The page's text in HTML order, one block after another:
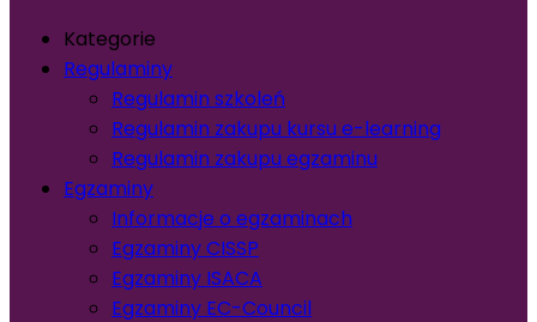
Kategorie
Regulaminy
Regulamin szkoleń
Regulamin zakupu kursu e-learning
Regulamin zakupu egzaminu
Egzaminy
Informacje o egzaminach
Egzaminy CISSP
Egzaminy ISACA
Egzaminy EC-Council